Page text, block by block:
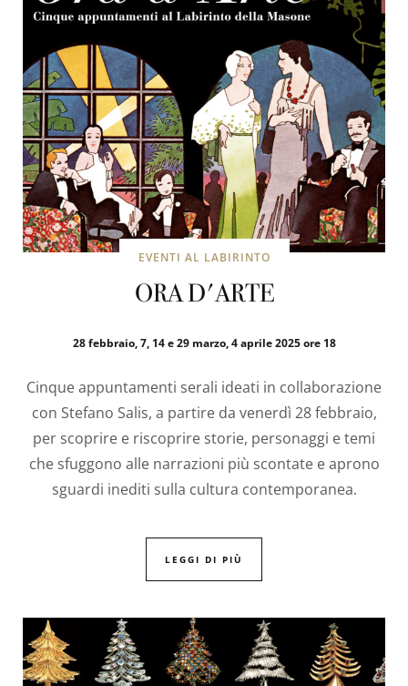
EVENTI AL LABIRINTO
ORA D'ARTE
28 febbraio, 7, 14 e 29 marzo, 4 aprile 2025 ore 18
Cinque appuntamenti serali ideati in collaborazione
con Stefano Salis, a partire da venerdì 28 febbraio,
per scoprire e riscoprire storie, personaggi e temi
che sfuggono alle narrazioni più scontate e aprono
sguardi inediti sulla cultura contemporanea.
LEGGI DI PIÙ